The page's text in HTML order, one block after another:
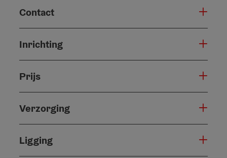
Contact
Inrichting
Prijs
Verzorging
Ligging